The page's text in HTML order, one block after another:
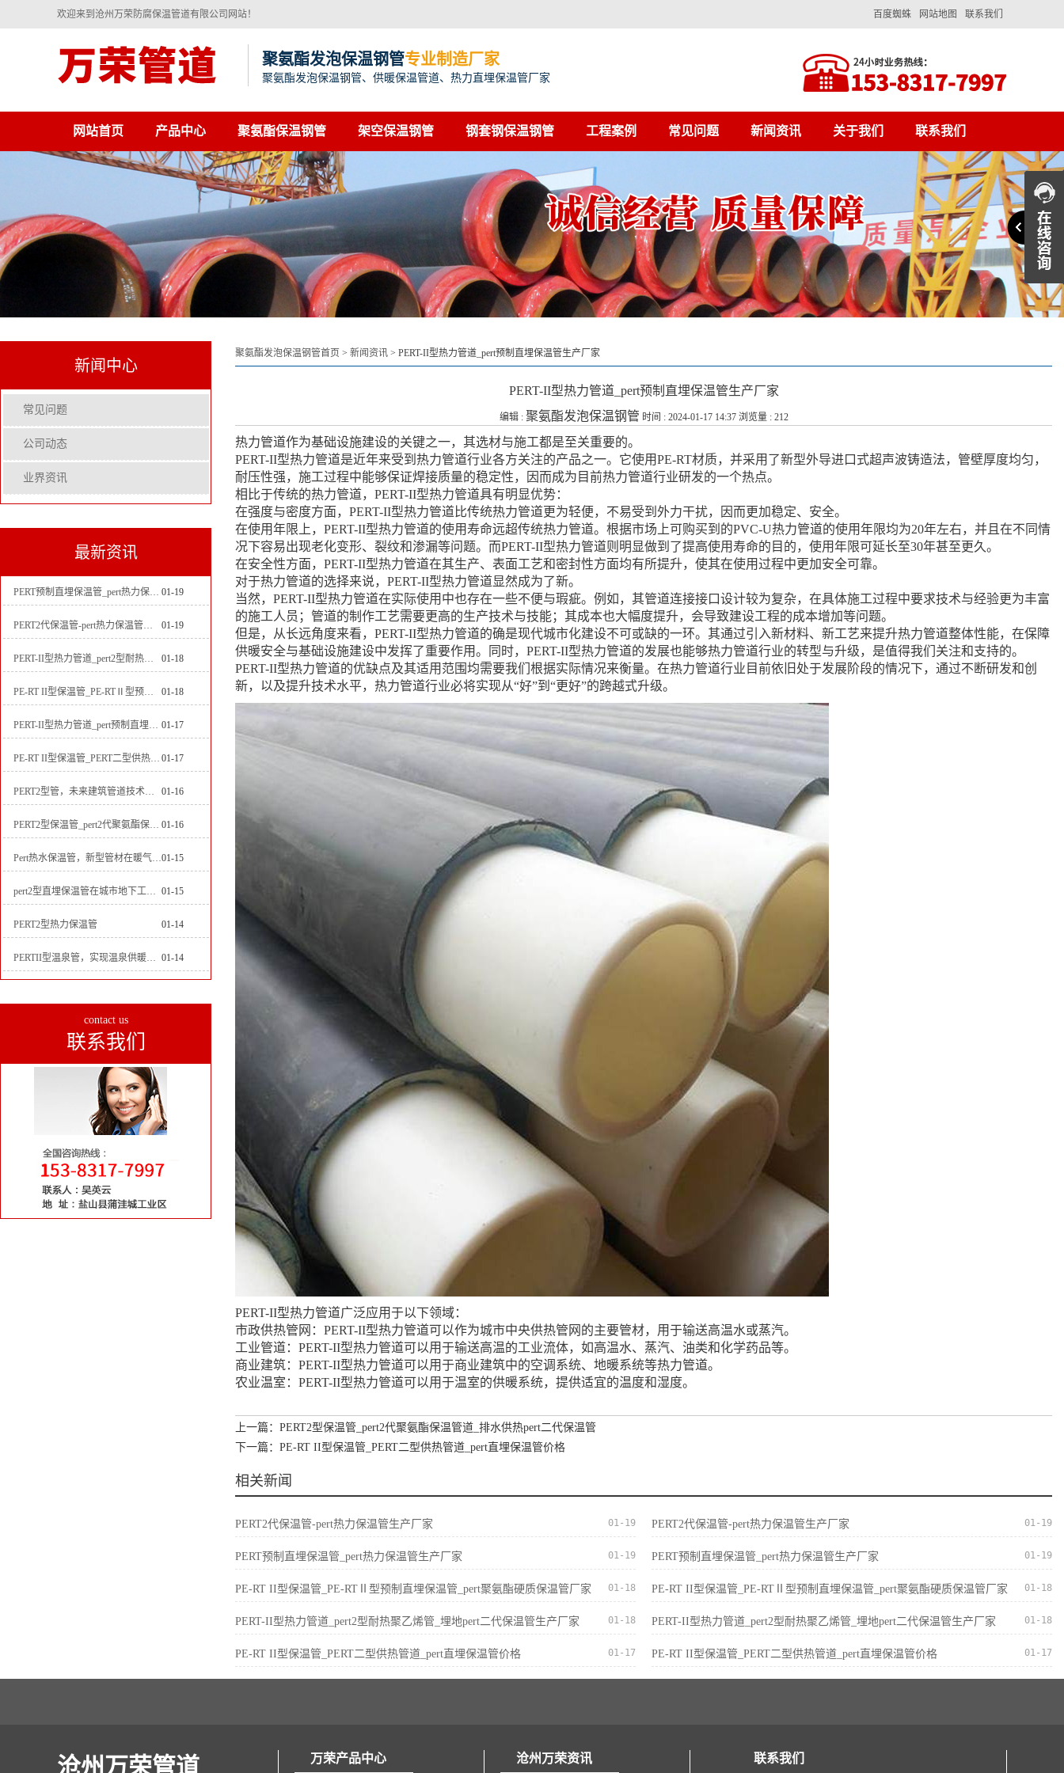
欢迎来到沧州万荣防腐保温管道有限公司网站！ 联系我们
网站地图
百度蜘蛛
聚氨酯发泡保温钢管专业制造厂家
聚氨酯发泡保温钢管、供暖保温管道、热力直埋保温管厂家
网站首页 产品中心 聚氨酯保温钢管 架空保温钢管 钢套钢保温钢管 工程案例 常见问题 新闻资讯 关于我们 联系我们
新闻中心
常见问题
公司动态
业界资讯
最新资讯
PERT预制直埋保温管_pert热力保温管生产厂家 01-19
PERT2代保温管-pert热力保温管生产厂家 01-19
PERT-II型热力管道_pert2型耐热聚乙烯管_埋地pert二代保温管生产厂家 01-18
PE-RT II型保温管_PE-RTⅡ型预制直埋保温管_pert聚氨酯硬质保温管厂家 01-18
PERT-II型热力管道_pert预制直埋保温管生产厂家 01-17
PE-RT II型保温管_PERT二型供热管道_pert直埋保温管价格 01-17
PERT2型管，未来建筑管道技术的代表 01-16
PERT2型保温管_pert2代聚氨酯保温管道_排水供热pert二代保温管 01-16
Pert热水保温管，新型管材在暖气和热水系统中的应用01-15
pert2型直埋保温管在城市地下工程建设中的应用 01-15
PERT2型热力保温管 01-14
PERTII型温泉管，实现温泉供暖设备革新 01-14
contact us
联系我们
聚氨酯发泡保温钢管首页 > 新闻资讯 > PERT-II型热力管道_pert预制直埋保温管生产厂家
PERT-II型热力管道_pert预制直埋保温管生产厂家
编辑 : 聚氨酯发泡保温钢管 时间 : 2024-01-17 14:37 浏览量 : 212
热力管道作为基础设施建设的关键之一，其选材与施工都是至关重要的。
PERT-II型热力管道是近年来受到热力管道行业各方关注的产品之一。它使用PE-RT材质，并采用了新型外导进口式超声波铸造法，管壁厚度均匀，
耐压性强，施工过程中能够保证焊接质量的稳定性，因而成为目前热力管道行业研发的一个热点。
相比于传统的热力管道，PERT-II型热力管道具有明显优势：
在强度与密度方面，PERT-II型热力管道比传统热力管道更为轻便，不易受到外力干扰，因而更加稳定、安全。
在使用年限上，PERT-II型热力管道的使用寿命远超传统热力管道。根据市场上可购买到的PVC-U热力管道的使用年限均为20年左右，并且在不同情
况下容易出现老化变形、裂纹和渗漏等问题。而PERT-II型热力管道则明显做到了提高使用寿命的目的，使用年限可延长至30年甚至更久。
在安全性方面，PERT-II型热力管道在其生产、表面工艺和密封性方面均有所提升，使其在使用过程中更加安全可靠。
对于热力管道的选择来说，PERT-II型热力管道显然成为了新。
当然，PERT-II型热力管道在实际使用中也存在一些不便与瑕疵。例如，其管道连接接口设计较为复杂，在具体施工过程中要求技术与经验更为丰富
的施工人员；管道的制作工艺需要更高的生产技术与技能；其成本也大幅度提升，会导致建设工程的成本增加等问题。
但是，从长远角度来看，PERT-II型热力管道的确是现代城市化建设不可或缺的一环。其通过引入新材料、新工艺来提升热力管道整体性能，在保障
供暖安全与基础设施建设中发挥了重要作用。同时，PERT-II型热力管道的发展也能够热力管道行业的转型与升级，是值得我们关注和支持的。
PERT-II型热力管道的优缺点及其适用范围均需要我们根据实际情况来衡量。在热力管道行业目前依旧处于发展阶段的情况下，通过不断研发和创
新，以及提升技术水平，热力管道行业必将实现从“好”到“更好”的跨越式升级。
PERT-II型热力管道广泛应用于以下领域：
市政供热管网：PERT-II型热力管道可以作为城市中央供热管网的主要管材，用于输送高温水或蒸汽。
工业管道：PERT-II型热力管道可以用于输送高温的工业流体，如高温水、蒸汽、油类和化学药品等。
商业建筑：PERT-II型热力管道可以用于商业建筑中的空调系统、地暖系统等热力管道。
农业温室：PERT-II型热力管道可以用于温室的供暖系统，提供适宜的温度和湿度。
上一篇：PERT2型保温管_pert2代聚氨酯保温管道_排水供热pert二代保温管
下一篇：PE-RT II型保温管_PERT二型供热管道_pert直埋保温管价格
相关新闻
PERT2代保温管-pert热力保温管生产厂家 01-19 PERT2代保温管-pert热力保温管生产厂家 01-19
PERT预制直埋保温管_pert热力保温管生产厂家 01-19 PERT预制直埋保温管_pert热力保温管生产厂家 01-19
PE-RT II型保温管_PE-RTⅡ型预制直埋保温管_pert聚氨酯硬质保温管厂家 01-18 PE-RT II型保温管_PE-RTⅡ型预制直埋保温管_pert聚氨酯硬质保温管厂家 01-18
PERT-II型热力管道_pert2型耐热聚乙烯管_埋地pert二代保温管生产厂家 01-18 PERT-II型热力管道_pert2型耐热聚乙烯管_埋地pert二代保温管生产厂家 01-18
PE-RT II型保温管_PERT二型供热管道_pert直埋保温管价格 01-17 PE-RT II型保温管_PERT二型供热管道_pert直埋保温管价格 01-17
沧州万荣管道 万荣产品中心 沧州万荣资讯 联系我们